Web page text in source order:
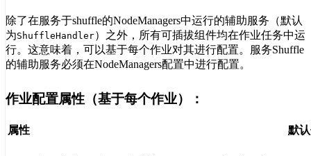
除了在服务于shuffle的NodeManagers中运行的辅助服务（默认
为ShuffleHandler）之外，所有可插拔组件均在作业任务中运
行。这意味着，可以基于每个作业对其进行配置。服务Shuffle
的辅助服务必须在NodeManagers配置中进行配置。
作业配置属性（基于每个作业）：
属性 默